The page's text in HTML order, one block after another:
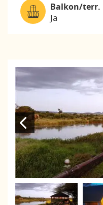
Balkon/terr.
Ja